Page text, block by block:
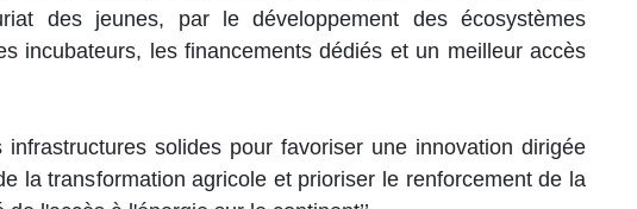
des jeunes, par le développement des écosystèmes
incubateurs, les financements dédiés et un meilleur accès
infrastructures solides pour favoriser une innovation dirigée
la transformation agricole et prioriser le renforcement de la